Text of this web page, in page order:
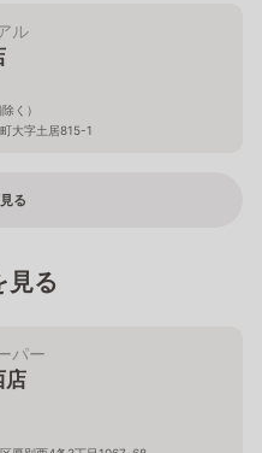
ル
く）
大字土居815-1
る
見る
パー
店